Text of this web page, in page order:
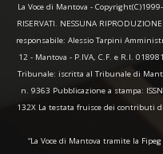
La Voce di Mantova -
RISERVATI. NESSUNA
responsabile: Alessio Tarpini
12 - Mantova - P.IVA, C.F. e R.I.
Tribunale: iscritta al Tribunale di
n. 9363 Pubblicazione a stampa:
132X La testata fruisce dei contributi
“La Voce di Mantova tramite la